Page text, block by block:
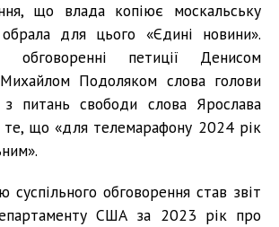
що влада копіює москальську
для цього «Єдині новини».
обговоренні петиції Денисом
Подоляком слова голови
питань свободи слова Ярослава
що «для телемарафону 2024 рік
обговорення став звіт
США за 2023 рік про